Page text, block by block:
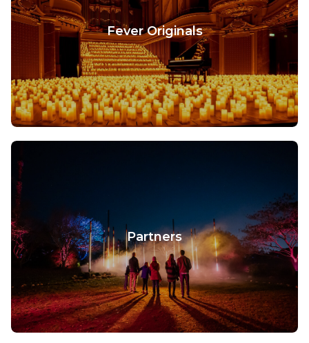
Fever Originals
Partners